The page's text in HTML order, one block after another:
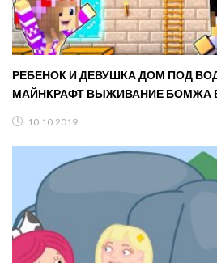
РЕБЕНОК И ДЕВУШКА ДОМ ПОД
МАЙНКРАФТ ВЫЖИВАНИЕ БОМЖА
10.10.2019